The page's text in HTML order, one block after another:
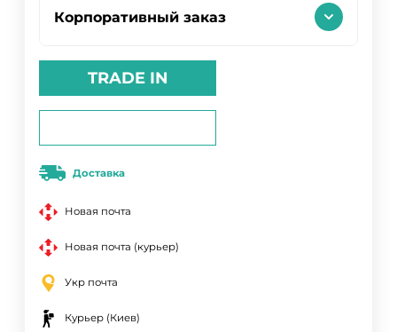
Корпоративный заказ
TRADE IN
Доставка
Новая почта
Новая почта (курьер)
Укр почта
Курьер (Киев)